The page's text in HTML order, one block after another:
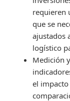
requieren
que se
ajustados
logístico
Medición
el